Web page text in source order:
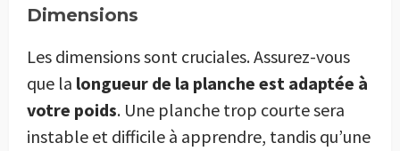
Dimensions
Les dimensions sont cruciales. Assurez-vous
que la longueur de la planche est adaptée à
votre poids. Une planche trop courte sera
instable et difficile à apprendre, tandis qu’une